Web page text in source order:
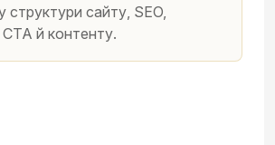
структури сайту, SEO,
й контенту.